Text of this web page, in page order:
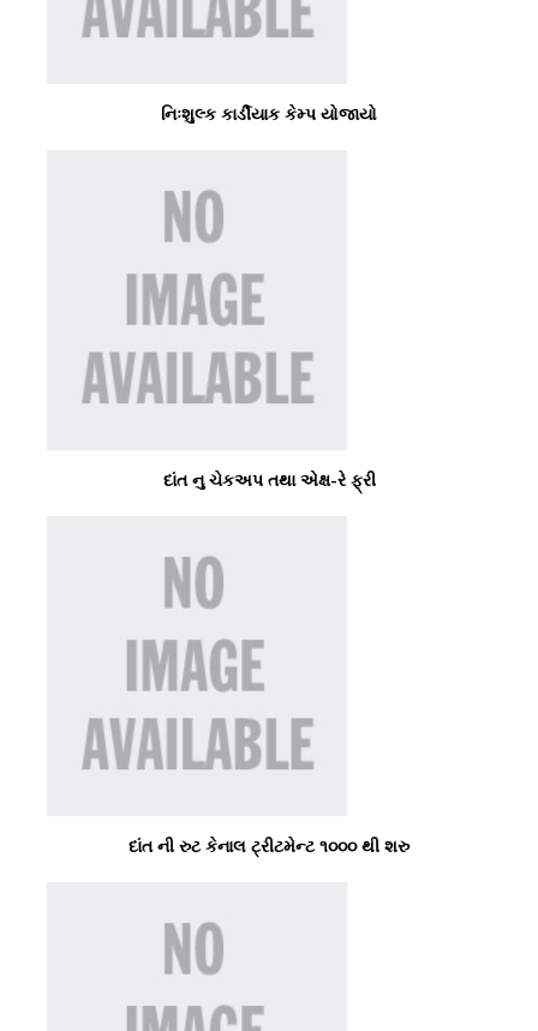
નિઃશુલ્ક કાર્ડીયાક કેમ્પ યોજાયો
દાંત નુ ચેકઅપ તથા એક્ષ-રે ફ્રી
દાંત ની રુટ કેનાલ ટ્રીટમેન્ટ ૧૦૦૦ થી શરુ